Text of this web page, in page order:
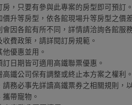
房，只要有參與此專案的房型即可預訂。
價升等房型，依各館現場升等房型之價
會因各館有所不同，詳情請洽詢各館服
費政策，請詳閱訂房規範。
優惠並用。
訂日期皆可適用高鐵聯票優惠。
高鐵公司保有調整或終止本方案之權利。
請務必事先詳讀高鐵票券之相關規則，
帶寵物。